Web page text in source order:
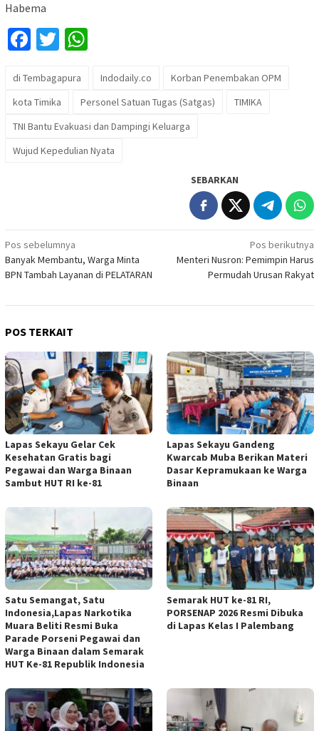
Habema
Facebook
Twitter
di Tembagapura Indodaily.co
Korban Penembakan OPM
kota Timika
Personel Satuan Tugas (Satgas)
TIMIKA
TNI Bantu Evakuasi dan Dampingi Keluarga
Wujud Kepedulian Nyata
SEBARKAN
Navigasi
pos
Pos sebelumnya
Banyak Membantu, Warga Minta
BPN Tambah Layanan di PELATARAN
Pos berikutnya
Menteri Nusron: Pemimpin Harus
Permudah Urusan Rakyat
POS TERKAIT
Lapas Sekayu Gelar Cek
Kesehatan Gratis bagi
Pegawai dan Warga Binaan
Sambut HUT RI ke-81
Lapas Sekayu Gandeng
Kwarcab Muba Berikan Materi
Dasar Kepramukaan ke Warga
Binaan
Satu Semangat, Satu
Indonesia,Lapas Narkotika
Muara Beliti Resmi Buka
Parade Porseni Pegawai dan
Warga Binaan dalam Semarak
HUT Ke-81 Republik Indonesia
Semarak HUT ke-81 RI,
PORSENAP 2026 Resmi Dibuka
di Lapas Kelas I Palembang